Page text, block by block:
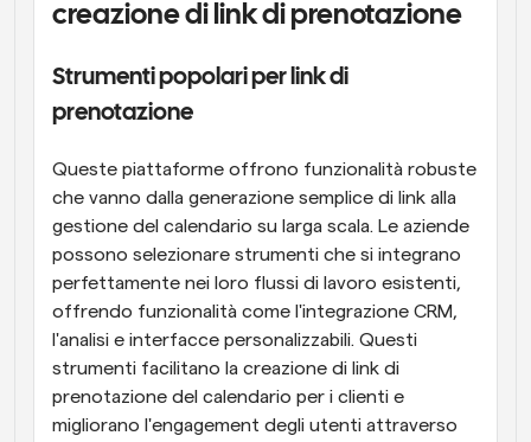
creazione di link di prenotazione
Strumenti popolari per link di
prenotazione
Queste piattaforme offrono funzionalità robuste
che vanno dalla generazione semplice di link alla
gestione del calendario su larga scala. Le aziende
possono selezionare strumenti che si integrano
perfettamente nei loro flussi di lavoro esistenti,
offrendo funzionalità come l'integrazione CRM,
l'analisi e interfacce personalizzabili. Questi
strumenti facilitano la creazione di link di
prenotazione del calendario per i clienti e
migliorano l'engagement degli utenti attraverso